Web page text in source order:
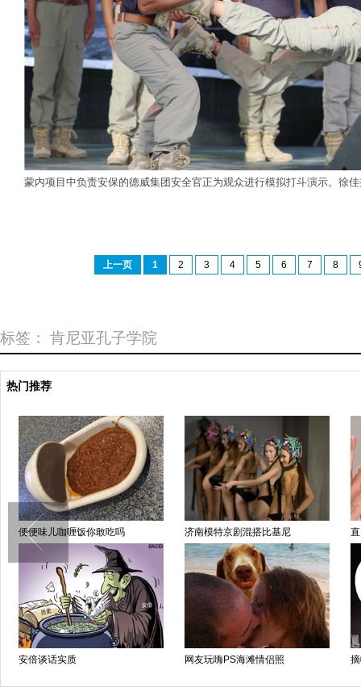
蒙内项目中负责安保的德威集团安全官正为观众进行模拟打斗演示。徐
上一页 1 2 3 4 5 6 7 8
标签： 肯尼亚孔子学院
热门推荐
日冠军校花长相遭吐槽 为虎作伥
闹剧 祸不单行